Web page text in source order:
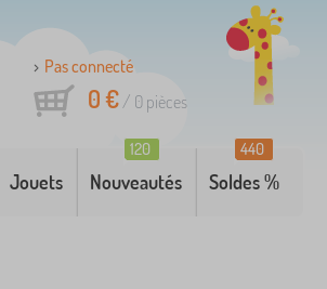
Pas connecté
0 €/ 0 pièces
Jouets Nouveautés
120
Soldes %
440